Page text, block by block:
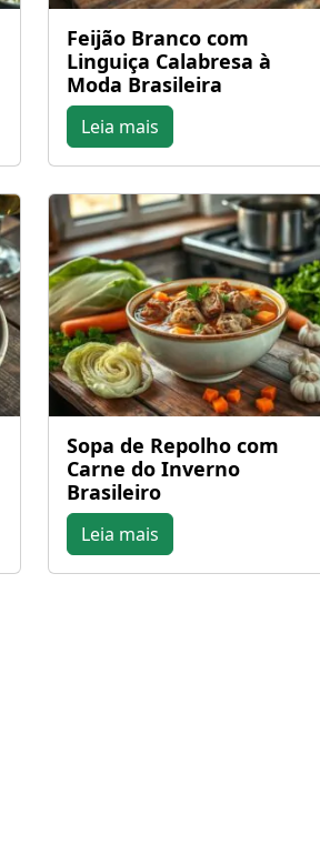
Feijão Branco com
Linguiça Calabresa à
Moda Brasileira
Leia mais
Sopa de Repolho com
Carne do Inverno
Brasileiro
Leia mais